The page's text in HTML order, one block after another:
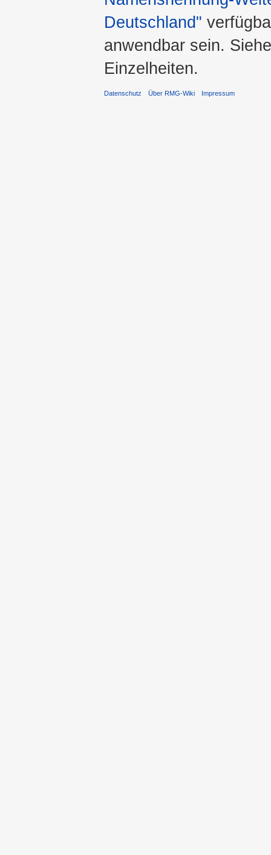
Deutschland"
anwendbar sein.
Einzelheiten.
Datenschutz Über RMG-Wiki Impressum